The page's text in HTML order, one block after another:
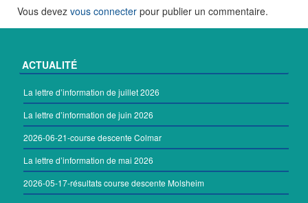
Vous devez vous connecter pour publier un commentaire.
ACTUALITÉ
La lettre d’information de juillet 2026
La lettre d’information de juin 2026
2026-06-21-course descente Colmar
La lettre d’information de mai 2026
2026-05-17-résultats course descente Molsheim